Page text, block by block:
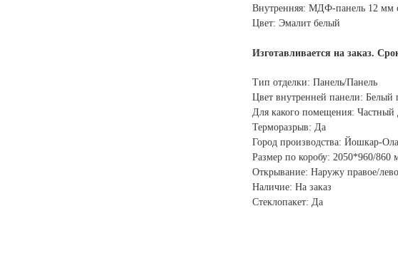
Внутренняя: МДФ-панель 12 мм
Цвет: Эмалит белый
Изготавливается на заказ.
Тип отделки: Панель/Панель
Цвет внутренней панели: Белый
Для какого помещения: Частный
Терморазрыв: Да
Город производства: Йошкар-Ола
Размер по коробу: 2050*960/860
Открывание: Наружу правое/
Наличие: На заказ
Стеклопакет: Да